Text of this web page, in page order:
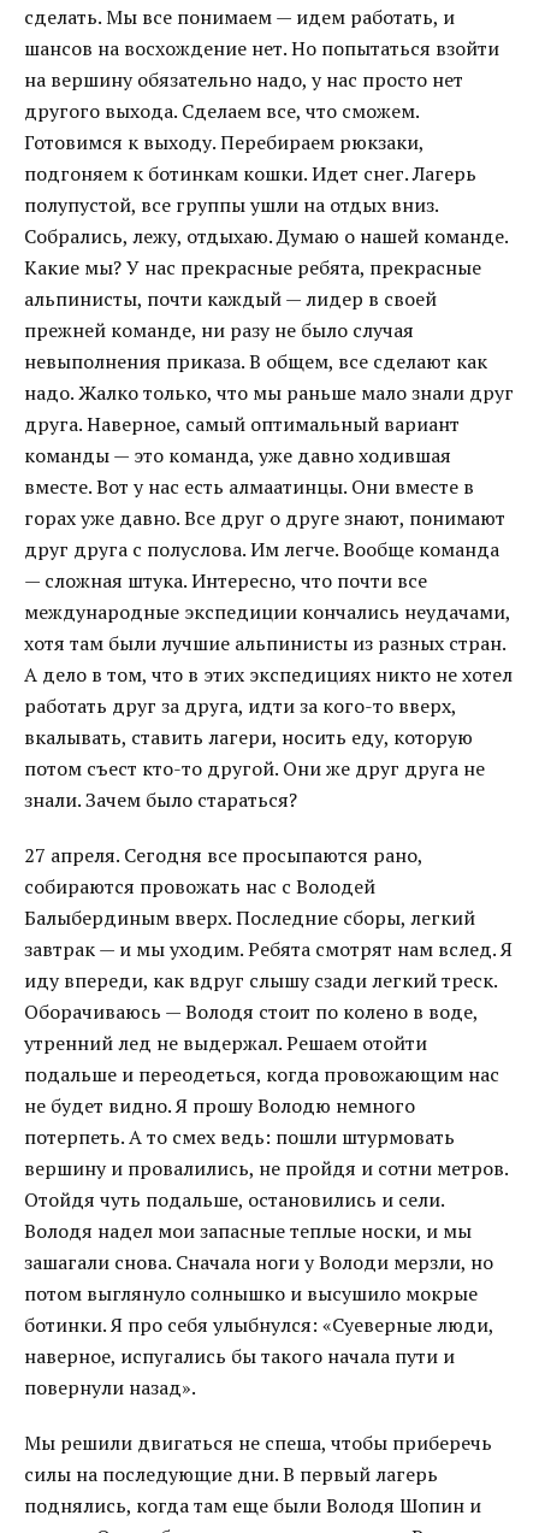
сделать. Мы все понимаем — идем работать, и
шансов на восхождение нет. Но попытаться взойти
на вершину обязательно надо, у нас просто нет
другого выхода. Сделаем все, что сможем.
Готовимся к выходу. Перебираем рюкзаки,
подгоняем к ботинкам кошки. Идет снег. Лагерь
полупустой, все группы ушли на отдых вниз.
Собрались, лежу, отдыхаю. Думаю о нашей команде.
Какие мы? У нас прекрасные ребята, прекрасные
альпинисты, почти каждый — лидер в своей
прежней команде, ни разу не было случая
невыполнения приказа. В общем, все сделают как
надо. Жалко только, что мы раньше мало знали друг
друга. Наверное, самый оптимальный вариант
команды — это команда, уже давно ходившая
вместе. Вот у нас есть алмаатинцы. Они вместе в
горах уже давно. Все друг о друге знают, понимают
друг друга с полуслова. Им легче. Вообще команда
— сложная штука. Интересно, что почти все
международные экспедиции кончались неудачами,
хотя там были лучшие альпинисты из разных стран.
А дело в том, что в этих экспедициях никто не хотел
работать друг за друга, идти за кого-то вверх,
вкалывать, ставить лагери, носить еду, которую
потом съест кто-то другой. Они же друг друга не
знали. Зачем было стараться?
27 апреля. Сегодня все просыпаются рано,
собираются провожать нас с Володей
Балыбердиным вверх. Последние сборы, легкий
завтрак — и мы уходим. Ребята смотрят нам вслед. Я
иду впереди, как вдруг слышу сзади легкий треск.
Оборачиваюсь — Володя стоит по колено в воде,
утренний лед не выдержал. Решаем отойти
подальше и переодеться, когда провожающим нас
не будет видно. Я прошу Володю немного
потерпеть. А то смех ведь: пошли штурмовать
вершину и провалились, не пройдя и сотни метров.
Отойдя чуть подальше, остановились и сели.
Володя надел мои запасные теплые носки, и мы
зашагали снова. Сначала ноги у Володи мерзли, но
потом выглянуло солнышко и высушило мокрые
ботинки. Я про себя улыбнулся: «Суеверные люди,
наверное, испугались бы такого начала пути и
повернули назад».
Мы решили двигаться не спеша, чтобы приберечь
силы на последующие дни. В первый лагерь
поднялись, когда там еще были Володя Шопин и